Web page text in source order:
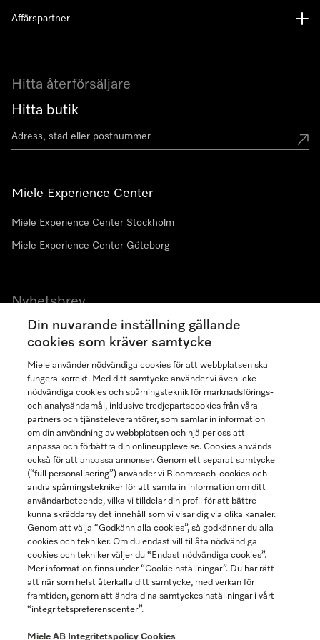
Hitta återförsäljare
Hitta butik
Miele Experience Center
Miele Experience Center Stockholm
Miele Experience Center Göteborg
Nyhetsbrev
Gå med i vår gemenskap
Affärspartner
Miele AB
Allmänna villkor
Användarvillkor
Miele tillgänglighetsförklaring
Lagen om digitala tjänster
Miele på LinkedIn
Miele på Facebook
Miele på Instagram
Miele på Youtube
Din nuvarande inställning gällande
cookies som kräver samtycke
Miele använder nödvändiga cookies för att webbplatsen ska
fungera korrekt. Med ditt samtycke använder vi även icke-
nödvändiga cookies och spårningsteknik för marknadsförings-
och analysändamål, inklusive tredjepartscookies från våra
partners och tjänsteleverantörer, som samlar in information
om din användning av webbplatsen och hjälper oss att
anpassa och förbättra din onlineupplevelse. Cookies används
också för att anpassa annonser. Genom ett separat samtycke
(“full personalisering”) använder vi Bloomreach-cookies och
andra spårningstekniker för att samla in information om ditt
användarbeteende, vilka vi tilldelar din profil för att bättre
kunna skräddarsy det innehåll som vi visar dig via olika kanaler.
Genom att välja “Godkänn alla cookies”, så godkänner du alla
cookies och tekniker. Om du endast vill tillåta nödvändiga
cookies och tekniker väljer du “Endast nödvändiga cookies”.
Mer information finns under “Cookieinställningar”. Du har rätt
att när som helst återkalla ditt samtycke, med verkan för
framtiden, genom att ändra dina samtyckesinställningar i vårt
“integritetspreferenscenter”.
Miele AB Integritetspolicy Cookies